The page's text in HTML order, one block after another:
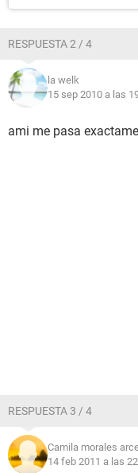
RESPUESTA 2 / 4
la welk
15 sep 2010 a las
ami me pasa
RESPUESTA 3 / 4
Camila morales
14 feb 2011 a las